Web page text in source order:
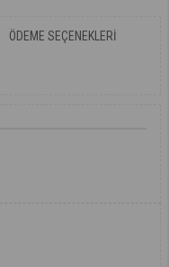
ÖDEME SEÇENEKLERI